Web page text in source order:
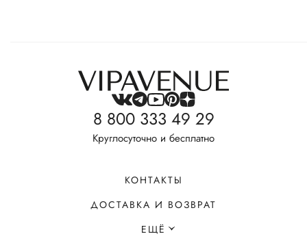
8 800 333 49 29
Круглосуточно и бесплатно
КОНТАКТЫ
ДОСТАВКА И ВОЗВРАТ
ЕЩЁ